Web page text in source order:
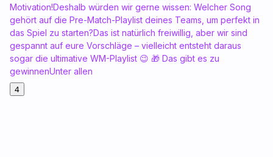
Motivation!Deshalb würden wir gerne wissen: Welcher Song
gehört auf die Pre-Match-Playlist deines Teams, um perfekt in
das Spiel zu starten?Das ist natürlich freiwillig, aber wir sind
gespannt auf eure Vorschläge – vielleicht entsteht daraus
sogar die ultimative WM-Playlist 😉 🎁 Das gibt es zu
gewinnenUnter allen
4